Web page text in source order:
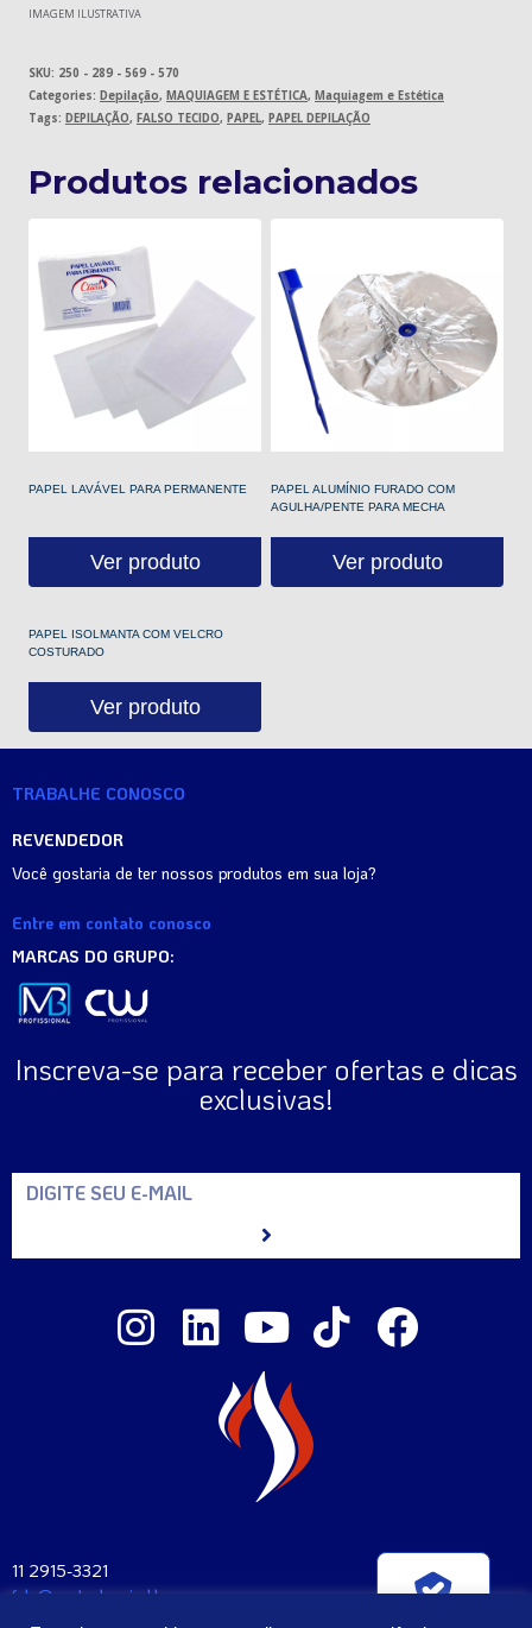
IMAGEM ILUSTRATIVA
SKU: 250 - 289 - 569 - 570
Categories: Depilação, MAQUIAGEM E ESTÉTICA, Maquiagem e Estética
Tags: DEPILAÇÃO, FALSO TECIDO, PAPEL, PAPEL DEPILAÇÃO
Produtos relacionados
PAPEL LAVÁVEL PARA PERMANENTE
Ver produto
PAPEL ALUMÍNIO FURADO COM
AGULHA/PENTE PARA MECHA
Ver produto
PAPEL ISOLMANTA COM VELCRO
COSTURADO
Ver produto
TRABALHE CONOSCO
REVENDEDOR
Você gostaria de ter nossos produtos em sua loja?
Entre em contato conosco
MARCAS DO GRUPO:
Inscreva-se para receber ofertas e dicas
exclusivas!
11 2915-3321
fale@santaclara.ind.br